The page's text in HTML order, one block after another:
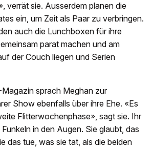
verrät sie. Ausserdem planen die
ein, um Zeit als Paar zu verbringen.
auch die Lunchboxen für ihre
parat machen und am
der Couch liegen und Serien
sprach Meghan zur
Show ebenfalls über ihre Ehe. «Es
Flitterwochenphase», sagt sie. Ihr
in den Augen. Sie glaubt, das
das tue, was sie tat, als die beiden